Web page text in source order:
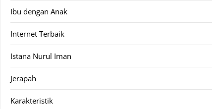
Ibu dengan Anak
Internet Terbaik
Istana Nurul Iman
Jerapah
Karakteristik